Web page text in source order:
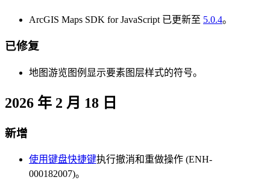
ArcGIS Maps SDK for JavaScript 已更新至 5.0.4。
已修复
地图游览图例显示要素图层样式的符号。
2026 年 2 月 18 日
新增
使用键盘快捷键执行撤消和重做操作 (ENH-
000182007)。